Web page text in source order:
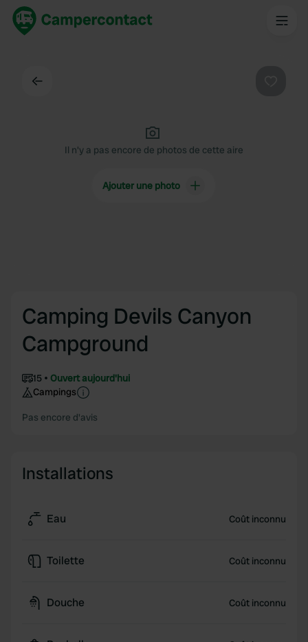
Il n'y a pas encore de photos de cette aire
Ajouter une photo
Camping Devils Canyon
Campground
15
Ouvert aujourd'hui
Campings
Pas encore d'avis
Installations
Eau Coût inconnu
Toilette Coût inconnu
Douche Coût inconnu